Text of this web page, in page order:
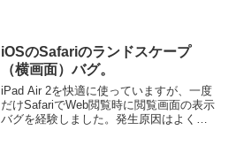
iOSのSafariのランドスケープ
（横画面）バグ。
iPad Air 2を快適に使っていますが、一度
だけSafariでWeb閲覧時に閲覧画面の表示
バグを経験しました。発生原因はよく覚